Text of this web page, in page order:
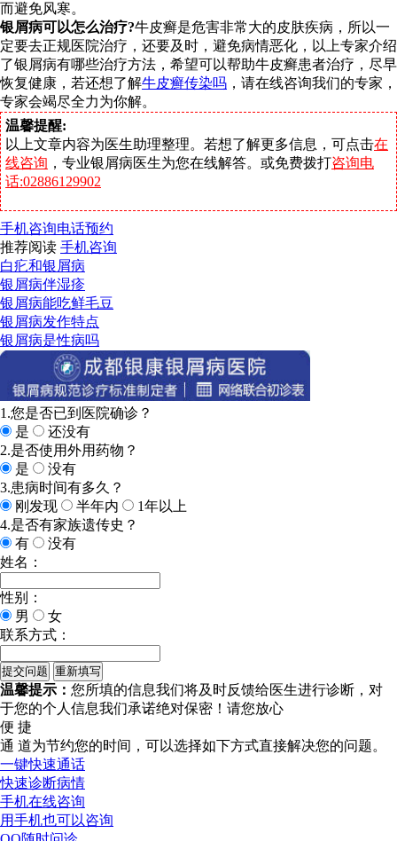
而避免风寒。
银屑病可以怎么治疗?牛皮癣是危害非常大的皮肤疾病，所以一
定要去正规医院治疗，还要及时，避免病情恶化，以上专家介绍
了银屑病有哪些治疗方法，希望可以帮助牛皮癣患者治疗，尽早
恢复健康，若还想了解牛皮癣传染吗 ，请在线咨询我们的专家，
专家会竭尽全力为你解。
温馨提醒:
以上文章内容为医生助理整理。若想了解更多信息，可点击在
线咨询 ，专业银屑病医生为您在线解答。或免费拨打咨询电
话:02886129902
手机咨询电话预约
推荐阅读 手机咨询
白疕和银屑病
银屑病伴湿疹
银屑病能吃鲜毛豆
银屑病发作特点
银屑病是性病吗
1.您是否已到医院确诊？
是
还没有
2.是否使用外用药物？
是
没有
3.患病时间有多久？
刚发现
半年内
1年以上
4.是否有家族遗传史？
有
没有
姓名：
性别：
男
女
联系方式：
温馨提示： 您所填的信息我们将及时反馈给医生进行诊断，对
于您的个人信息我们承诺绝对保密！请您放心
便 捷
通 道为节约您的时间，可以选择如下方式直接解决您的问题。
一键快速通话
快速诊断病情
手机在线咨询
用手机也可以咨询